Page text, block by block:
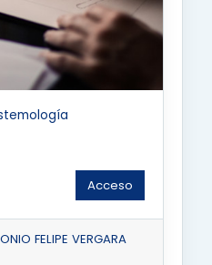
Acceso
FELIPE VERGARA